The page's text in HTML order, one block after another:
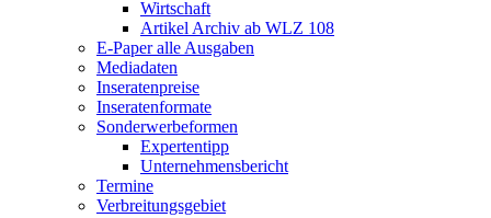
Wirtschaft
Artikel Archiv ab WLZ 108
E-Paper alle Ausgaben
Mediadaten
Inseratenpreise
Inseratenformate
Sonderwerbeformen
Expertentipp
Unternehmensbericht
Termine
Verbreitungsgebiet